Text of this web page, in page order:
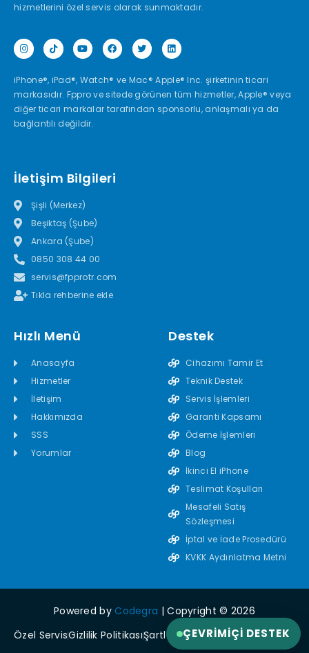
hizmetlerini özel servis olarak sunmaktadır.
iPhone®, iPad®, Watch® ve Mac® Apple® Inc. şirketinin ticari
markasıdır. Fppro ve sitede görünen tüm hizmetler, Apple® veya
diğer ticari markalar tarafından sponsorlu, anlaşmalı ya da
bağlantılı değildir.
İletişim Bilgileri
Şişli (Merkez)
Beşiktaş (Şube)
Ankara (Şube)
0850 308 44 00
servis@fpprotr.com
Tıkla rehberine ekle
Hızlı Menü
Anasayfa
Hizmetler
İletişim
Hakkımızda
SSS
Yorumlar
Destek
Cihazımı Tamir Et
Teknik Destek
Servis İşlemleri
Garanti Kapsamı
Ödeme İşlemleri
Blog
İkinci El iPhone
Teslimat Koşulları
Mesafeli Satış
Sözleşmesi
İptal ve İade Prosedürü
KVKK Aydınlatma Metni
Powered byCodegra | Copyright © 2026
Özel ServisGizlilik PolitikasıŞartlar ve Koşullar
ÇEVRIMIÇI DESTEK